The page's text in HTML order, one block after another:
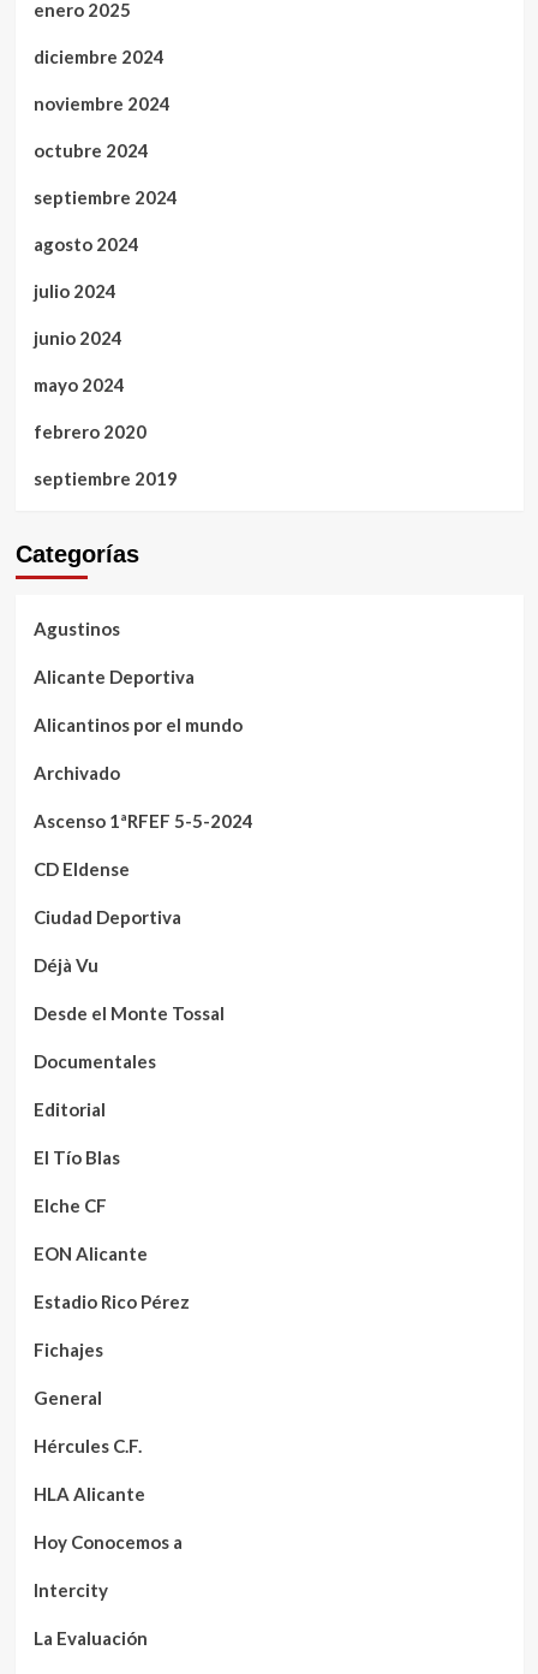
enero 2025
diciembre 2024
noviembre 2024
octubre 2024
septiembre 2024
agosto 2024
julio 2024
junio 2024
mayo 2024
febrero 2020
septiembre 2019
Categorías
Agustinos
Alicante Deportiva
Alicantinos por el mundo
Archivado
Ascenso 1ªRFEF 5-5-2024
CD Eldense
Ciudad Deportiva
Déjà Vu
Desde el Monte Tossal
Documentales
Editorial
El Tío Blas
Elche CF
EON Alicante
Estadio Rico Pérez
Fichajes
General
Hércules C.F.
HLA Alicante
Hoy Conocemos a
Intercity
La Evaluación